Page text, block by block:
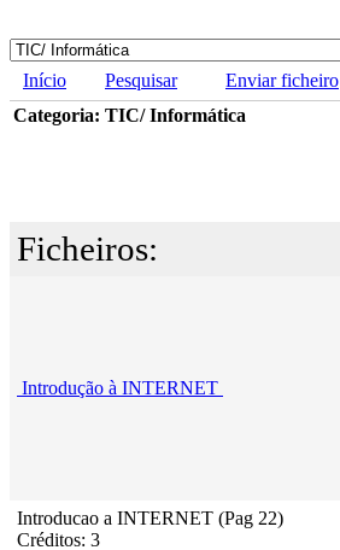
Início Pesquisar Enviar ficheiro
Categoria: TIC/ Informática
Ficheiros:
Introdução à INTERNET
Introducao a INTERNET (Pag 22)
Créditos: 3